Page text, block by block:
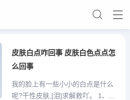
皮肤白点咋回事 皮肤白色点点怎
么回事
我的脸上有一些小小的白点是什么
呢?干性皮肤,[泪]求解救吖。 1、是